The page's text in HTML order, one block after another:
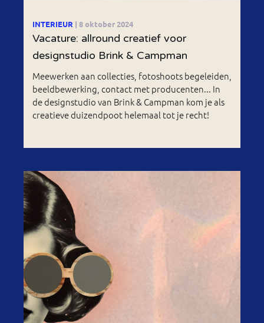
INTERIEUR | 8 oktober 2024
Vacature: allround creatief voor
designstudio Brink & Campman
Meewerken aan collecties, fotoshoots begeleiden,
beeldbewerking, contact met producenten... In
de designstudio van Brink & Campman kom je als
creatieve duizendpoot helemaal tot je recht!